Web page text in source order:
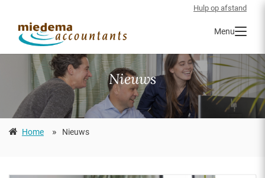
Hulp op afstand
Menu
Nieuws
Home » Nieuws